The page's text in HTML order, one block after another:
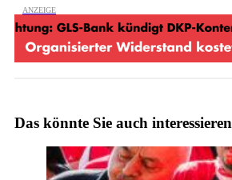
Das könnte Sie auch interessieren